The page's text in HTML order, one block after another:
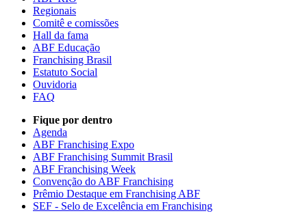
Regionais
Comitê e comissões
Hall da fama
ABF Educação
Franchising Brasil
Estatuto Social
Ouvidoria
FAQ
Fique por dentro
Agenda
ABF Franchising Expo
ABF Franchising Summit Brasil
ABF Franchising Week
Convenção do ABF Franchising
Prêmio Destaque em Franchising ABF
SEF - Selo de Excelência em Franchising